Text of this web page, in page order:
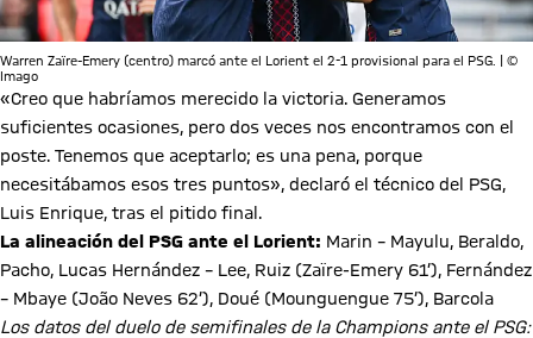
Warren Zaïre-Emery (centro) marcó ante el Lorient el 2-1 provisional para el PSG. | ©
Imago
«Creo que habríamos merecido la victoria. Generamos
suficientes ocasiones, pero dos veces nos encontramos con el
poste. Tenemos que aceptarlo; es una pena, porque
necesitábamos esos tres puntos», declaró el técnico del PSG,
Luis Enrique, tras el pitido final.
La alineación del PSG ante el Lorient: Marin – Mayulu, Beraldo,
Pacho, Lucas Hernández – Lee, Ruiz (Zaïre-Emery 61’), Fernández
– Mbaye (João Neves 62’), Doué (Mounguengue 75’), Barcola
Los datos del duelo de semifinales de la Champions ante el PSG: